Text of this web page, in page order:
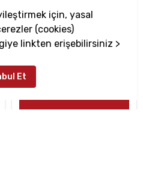
için, yasal
(cookies)
linkten erişebilirsiniz >
Et